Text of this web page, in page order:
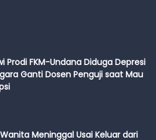
Prodi FKM-Undana Diduga Depresi
Ganti Dosen Penguji saat Mau
Meninggal Usai Keluar dari